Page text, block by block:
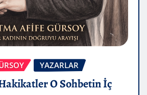
YAZARLAR
O Sohbetin İç